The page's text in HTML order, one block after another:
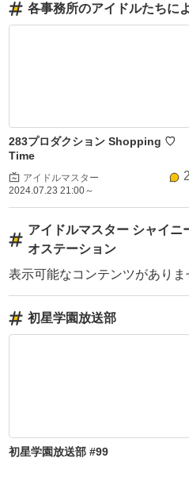
各事務所のアイドルたちに
283プロダクション Shopping ♡
Time
アイドルマスター 2
2024.07.23 21:00～
アイドルマスター シャイニ
オステーション
表示可能なコンテンツがありま
初星学園放送部
初星学園放送部 #99